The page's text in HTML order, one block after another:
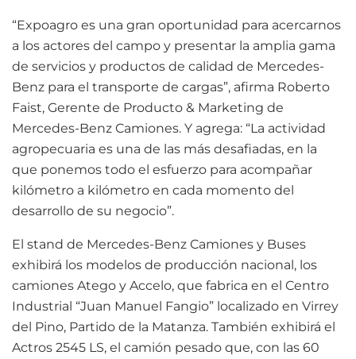
“Expoagro es una gran oportunidad para acercarnos
a los actores del campo y presentar la amplia gama
de servicios y productos de calidad de Mercedes-
Benz para el transporte de cargas”, afirma Roberto
Faist, Gerente de Producto & Marketing de
Mercedes-Benz Camiones. Y agrega: “La actividad
agropecuaria es una de las más desafiadas, en la
que ponemos todo el esfuerzo para acompañar
kilómetro a kilómetro en cada momento del
desarrollo de su negocio”.
El stand de Mercedes-Benz Camiones y Buses
exhibirá los modelos de producción nacional, los
camiones Atego y Accelo, que fabrica en el Centro
Industrial “Juan Manuel Fangio” localizado en Virrey
del Pino, Partido de la Matanza. También exhibirá el
Actros 2545 LS, el camión pesado que, con las 60